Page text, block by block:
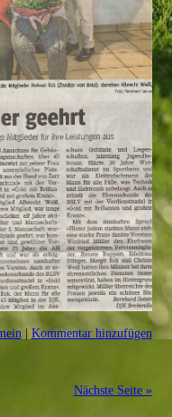
| Kommentar hinzufügen
Nächste Seite »